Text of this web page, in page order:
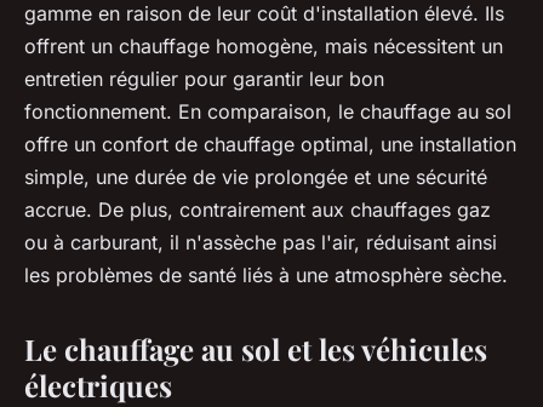
gamme en raison de leur coût d'installation élevé. Ils
offrent un chauffage homogène, mais nécessitent un
entretien régulier pour garantir leur bon
fonctionnement. En comparaison, le chauffage au sol
offre un confort de chauffage optimal, une installation
simple, une durée de vie prolongée et une sécurité
accrue. De plus, contrairement aux chauffages gaz
ou à carburant, il n'assèche pas l'air, réduisant ainsi
les problèmes de santé liés à une atmosphère sèche.
Le chauffage au sol et les véhicules
électriques